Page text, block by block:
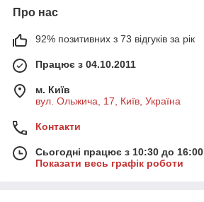
Про нас
92% позитивних з 73 відгуків за рік
Працює з 04.10.2011
м. Київ
вул. Ольжича, 17, Київ, Україна
Контакти
Сьогодні працює з 10:30 до 16:00
Показати весь графік роботи